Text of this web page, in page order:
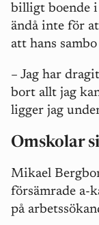
billigt boende
ändå inte för
att hans
– Jag har
bort allt jag
ligger jag
Omskolar
Mikael
försämrade a-
på